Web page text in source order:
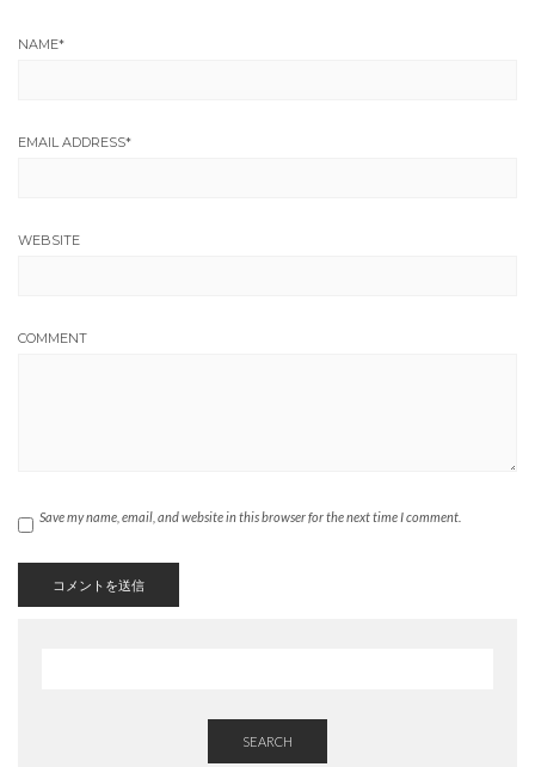
NAME*
EMAIL ADDRESS*
WEBSITE
COMMENT
Save my name, email, and website in this browser for the next time I comment.
SEARCH